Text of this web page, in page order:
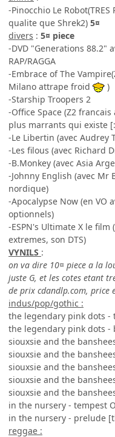
-Pinocchio Le
qualite que Shrek2) 5¤
divers : 5¤ piece
-DVD "Generations 88.2"
RAP/RAGGA
-Embrace of The
Milano attrape froid
)
-Starship Troopers 2
-Office Space (Z2 francais
plus marrants qui existe
-Le Libertin (avec Audrey
-Les filous (avec Richard
-B.Monkey (avec Asia
-Johnny English (avec Mr
nordique)
-Apocalypse Now (en VO
optionnels)
-ESPN's Ultimate X le
extremes, son DTS)
VYNILS :
on va dire 10¤ piece a la
juste G, et les cotes etant
de prix cdandlp.com, price
indus/pop/gothic :
the legendary pink dots -
the legendary pink dots -
siouxsie and the
siouxsie and the
siouxsie and the
siouxsie and the
siouxsie and the
in the nursery - tempest
in the nursery - prelude
reggae :